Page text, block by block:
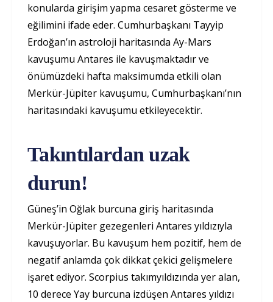
konularda girişim yapma cesaret gösterme ve
eğilimini ifade eder. Cumhurbaşkanı Tayyip
Erdoğan’ın astroloji haritasında Ay-Mars
kavuşumu Antares ile kavuşmaktadır ve
önümüzdeki hafta maksimumda etkili olan
Merkür-Jüpiter kavuşumu, Cumhurbaşkanı’nın
haritasındaki kavuşumu etkileyecektir.
Takıntılardan uzak
durun!
Güneş’in Oğlak burcuna giriş haritasında
Merkür-Jüpiter gezegenleri Antares yıldızıyla
kavuşuyorlar. Bu kavuşum hem pozitif, hem de
negatif anlamda çok dikkat çekici gelişmelere
işaret ediyor. Scorpius takımyıldızında yer alan,
10 derece Yay burcuna izdüşen Antares yıldızı